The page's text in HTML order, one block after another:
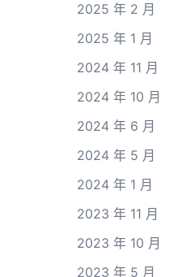
2025 年 2 月
2025 年 1 月
2024 年 11 月
2024 年 10 月
2024 年 6 月
2024 年 5 月
2024 年 1 月
2023 年 11 月
2023 年 10 月
2023 年 5 月